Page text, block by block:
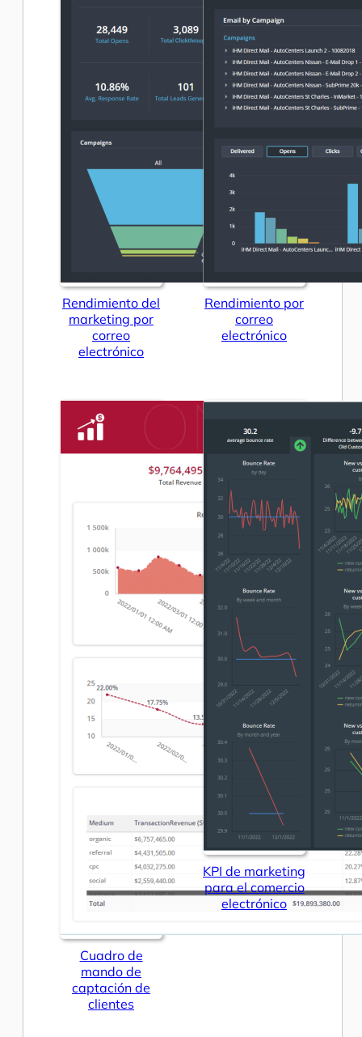
Rendimiento del
marketing por
correo
electrónico
Rendimiento por
correo
electrónico
Cuadro de
mando de
captación de
clientes
KPI de marketing
para el comercio
electrónico